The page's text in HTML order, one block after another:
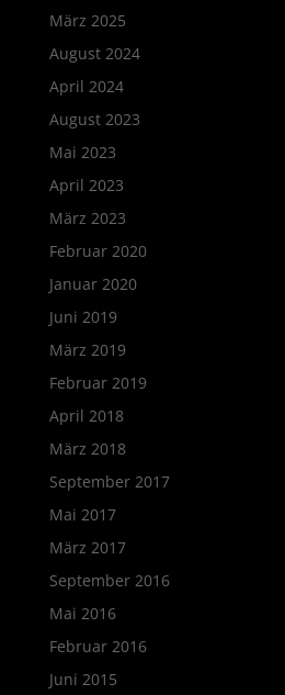
März 2025
August 2024
April 2024
August 2023
Mai 2023
April 2023
März 2023
Februar 2020
Januar 2020
Juni 2019
März 2019
Februar 2019
April 2018
März 2018
September 2017
Mai 2017
März 2017
September 2016
Mai 2016
Februar 2016
Juni 2015